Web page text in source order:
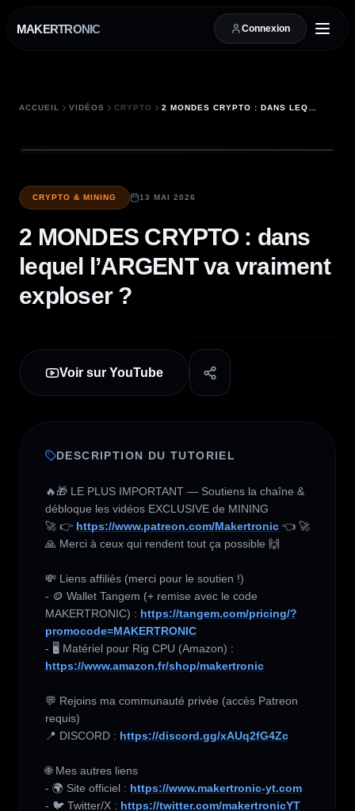
MAKERTRONIC Connexion
ACCUEIL VIDÉOS CRYPTO
CRYPTO & MINING 13 MAI 2026
2 MONDES CRYPTO : dans
lequel l’ARGENT va vraiment
exploser ?
Voir sur YouTube
DESCRIPTION DU TUTORIEL
🔥🎁 LE PLUS IMPORTANT — Soutiens la chaîne &
débloque les vidéos EXCLUSIVE de MINING
🚀 👉 https://www.patreon.com/Makertronic 👈 🚀
🙏 Merci à ceux qui rendent tout ça possible 🙌
💸 Liens affiliés (merci pour le soutien !)
- 🪙 Wallet Tangem (+ remise avec le code
MAKERTRONIC) : https://tangem.com/pricing/?
promocode=MAKERTRONIC
https://www.amazon.fr/shop/makertronic
💬 Rejoins ma communauté privée (accès Patreon
requis)
📍 DISCORD : https://discord.gg/xAUq2fG4Zc
🌐 Mes autres liens
- 🌍 Site officiel : https://www.makertronic-yt.com
- 🐦 Twitter/X : https://twitter.com/makertronicYT